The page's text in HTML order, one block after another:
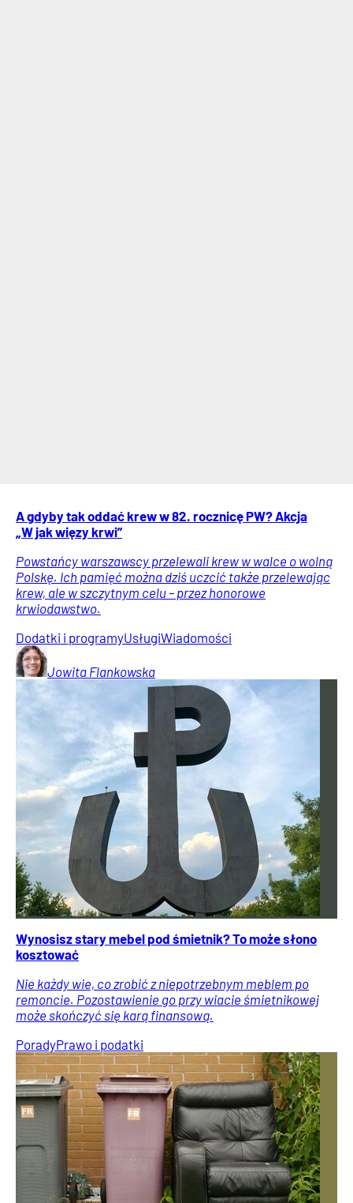
A gdyby tak oddać krew w 82. rocznicę PW? Akcja
„W jak więzy krwi”
Powstańcy warszawscy przelewali krew w walce o wolną
Polskę. Ich pamięć można dziś uczcić także przelewając
krew, ale w szczytnym celu – przez honorowe
krwiodawstwo.
Dodatki i programyUsługiWiadomości
Jowita Flankowska
Wynosisz stary mebel pod śmietnik? To może słono
kosztować
Nie każdy wie, co zrobić z niepotrzebnym meblem po
remoncie. Pozostawienie go przy wiacie śmietnikowej
może skończyć się karą finansową.
PoradyPrawo i podatki